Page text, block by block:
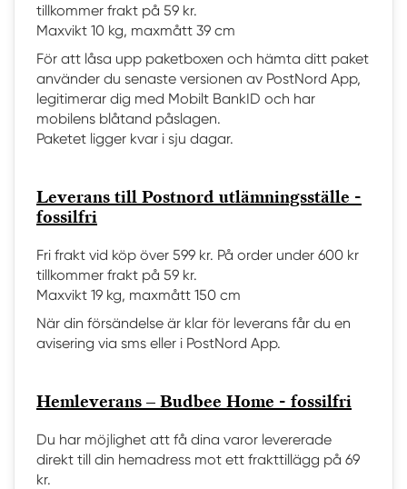
tillkommer frakt på 59 kr.
Maxvikt 10 kg, maxmått 39 cm
För att låsa upp paketboxen och hämta ditt paket
använder du senaste versionen av PostNord App,
legitimerar dig med Mobilt BankID och har
mobilens blåtand påslagen.
Paketet ligger kvar i sju dagar.
Leverans till Postnord utlämningsställe -
fossilfri
Fri frakt vid köp över 599 kr. På order under 600 kr
tillkommer frakt på 59 kr.
Maxvikt 19 kg, maxmått 150 cm
När din försändelse är klar för leverans får du en
avisering via sms eller i PostNord App.
Hemleverans – Budbee Home - fossilfri
Du har möjlighet att få dina varor levererade
direkt till din hemadress mot ett frakttillägg på 69
kr.